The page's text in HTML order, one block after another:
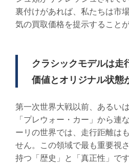
裏付けがあれば、私たちは市
気の買取価格を提示することが
クラシックモデルは走
価値とオリジナル状態
第一次世界大戦以前、あるい
「プレウォー・カー」から連
ーリの世界では、走行距離は
せん。この領域で最も重要視
持つ「歴史」と「真正性」です